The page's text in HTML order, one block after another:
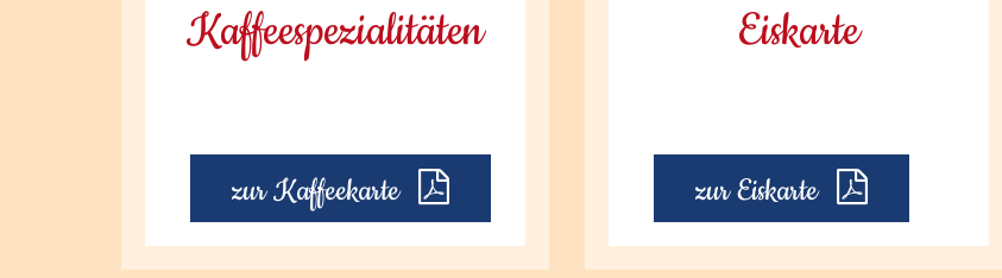
Kaffeespezialitäten
zur Kaffeekarte
Eiskarte
zur Eiskarte